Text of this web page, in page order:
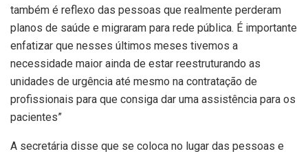
também é reflexo das pessoas que realmente perderam
planos de saúde e migraram para rede pública. É importante
enfatizar que nesses últimos meses tivemos a
necessidade maior ainda de estar reestruturando as
unidades de urgência até mesmo na contratação de
profissionais para que consiga dar uma assistência para os
pacientes”
A secretária disse que se coloca no lugar das pessoas e